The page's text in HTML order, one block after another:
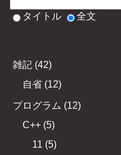
タイトル 全文
雑記 (42)
自省 (12)
プログラム (12)
C++ (5)
11 (5)